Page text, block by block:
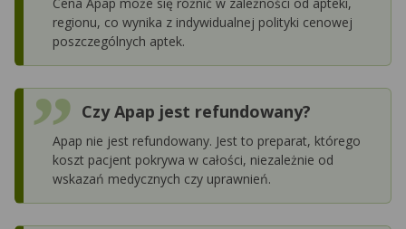
regionu, co wynika z indywidualnej polityki cenowej
poszczególnych aptek.
Czy Apap jest refundowany?
Apap nie jest refundowany. Jest to preparat, którego
koszt pacjent pokrywa w całości, niezależnie od
wskazań medycznych czy uprawnień.